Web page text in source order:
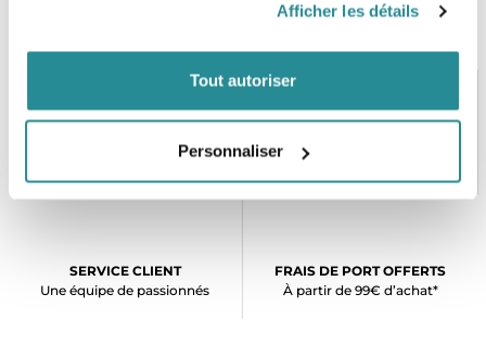
Afficher les détails
Tout autoriser
Personnaliser
PAIEMENT SÉCURISÉ
STOCK EN TEMPS RÉEL
Plus de 5000 produits en stock
SERVICE CLIENT
Une équipe de passionnés
FRAIS DE PORT OFFERTS
À partir de 99€ d’achat*